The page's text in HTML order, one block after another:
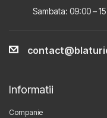
Sambata: 09:00 –
Informatii
Companie